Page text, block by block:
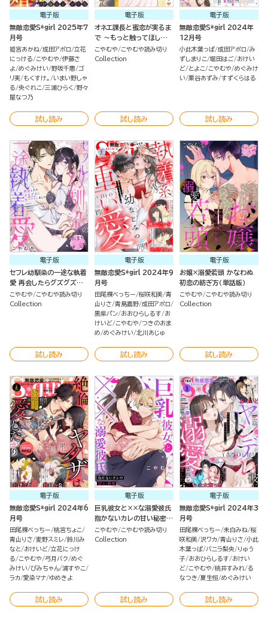
電子版
無敵恋愛S*girl 2025年7
月号
姫宮あかね 成田アポロ 立花
にっける
こやむや 伊藤さ
よ めぐみけい 野坂千惠
ゴ
リ実 もくすけ。
いまい野しゃ
る 央ぐれこ 三浦ひらく 野々
屋なつ乃
試し読み
電子版
オネエ課長と蜜恋が実るま
で ～もっと触ってほしい
から～（単話版）
こやむや
こやむや読み切り
Collection
試し読み
電子版
無敵恋愛S*girl 2024年
12月号
小此木葉っぱ 成田アポロ み
ずしまりこ 堀田はご おけい
ど とよこ こやむや めぐみけ
い 栗谷あずみ すずくらはる
試し読み
電子版
セフレ幼馴染の一途な執着
愛 再会したらグズグズに
甘やかされました（単話版）
こやむや
こやむや読み切り
Collection
試し読み
電子版
無敵恋愛S*girl 2024年9
月号
田尾裸べっちー 桜咲和美 青
山りさ 青島嘉野 成田アポロ
黒柴パン おおひらしるす
お
けいど こやむや つきのおま
め めぐみけい 北川あじゅ
試し読み
電子版
お嬢×溺愛若頭 かなわぬ
初恋の紡ぎ方（単話版）
こやむや
こやむや読み切り
Collection
試し読み
電子版
無敵恋愛S*girl 2024年6
月号
田尾裸べっちー 桃宮ちょこ
青山りさ 麦野スミレ 鈴川み
なと
おけいど 立花にっけ
る
こやむや 弓月バク めぐ
みけい ぴみちゃん 浦すやこ
ラカ 愛染マナ ゆめきよ
試し読み
電子版
巨乳彼女と××な溺愛彼氏
抱かないカレの甘い秘密
（単話版）
こやむや
こやむや読み切り
Collection
試し読み
電子版
無敵恋愛S*girl 2024年3
月号
田尾裸べっちー 未白みね 桜
咲和美 沢ワカ 青山りさ 小此
木葉っぱ バニラ梨央 りゅう
子 おおひらしるす
おけい
ど こやむや 桃井すみれ る
なつき 夏生恒 めぐみけい
試し読み